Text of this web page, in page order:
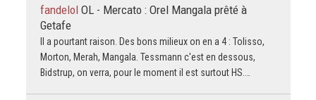
fandelol OL - Mercato : Orel Mangala prêté à
Getafe
Il a pourtant raison. Des bons milieux on en a 4 : Tolisso,
Morton, Merah, Mangala. Tessmann c'est en dessous,
Bidstrup, on verra, pour le moment il est surtout HS.…